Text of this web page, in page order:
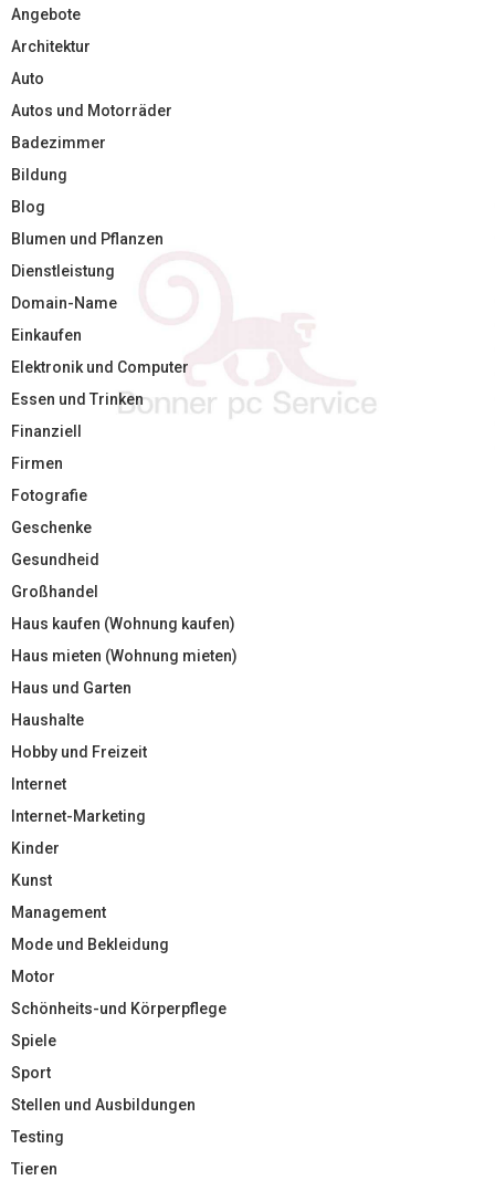
Angebote
Architektur
Auto
Autos und Motorräder
Badezimmer
Bildung
Blog
Blumen und Pflanzen
Dienstleistung
Domain-Name
Einkaufen
Elektronik und Computer
Essen und Trinken
Finanziell
Firmen
Fotografie
Geschenke
Gesundheid
Großhandel
Haus kaufen (Wohnung kaufen)
Haus mieten (Wohnung mieten)
Haus und Garten
Haushalte
Hobby und Freizeit
Internet
Internet-Marketing
Kinder
Kunst
Management
Mode und Bekleidung
Motor
Schönheits-und Körperpflege
Spiele
Sport
Stellen und Ausbildungen
Testing
Tieren